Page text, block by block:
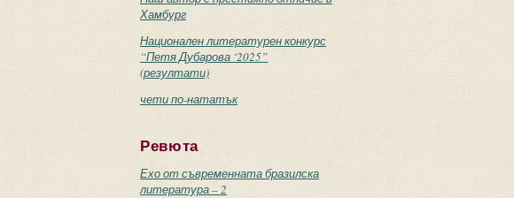
Хамбург
Национален литературен конкурс
“Петя Дубарова ‘2025”
(резултати)
чети по-нататък
Ревюта
Ехо от съвременната бразилска
литература – 2